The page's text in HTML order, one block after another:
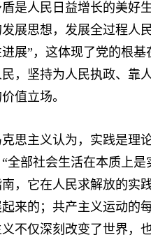
是人民日益增长的美好
展思想，发展全过程人
展”，这体现了党的根
，坚持为人民执政、靠
值立场。
主义认为，实践是理论
全部社会生活在本质上
，它在人民求解放的实
起来的；共产主义运动的
不仅深刻改变了世界，